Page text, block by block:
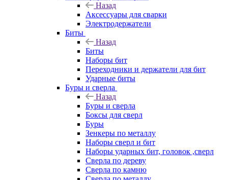
Назад
Аксессуары для сварки
Электродержатели
Биты
Назад
Биты
Наборы бит
Переходники и держатели для бит
Ударные биты
Буры и сверла
Назад
Буры и сверла
Боксы для сверл
Буры
Зенкеры по металлу
Наборы сверл и бит
Наборы ударных бит, головок ,сверл
Сверла по дереву
Сверла по камню